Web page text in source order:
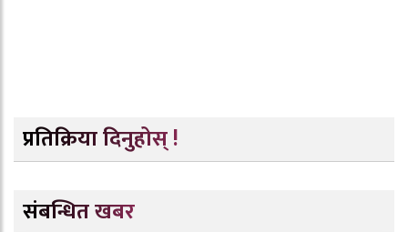
प्रतिक्रिया दिनुहोस् !
संबन्धित खबर